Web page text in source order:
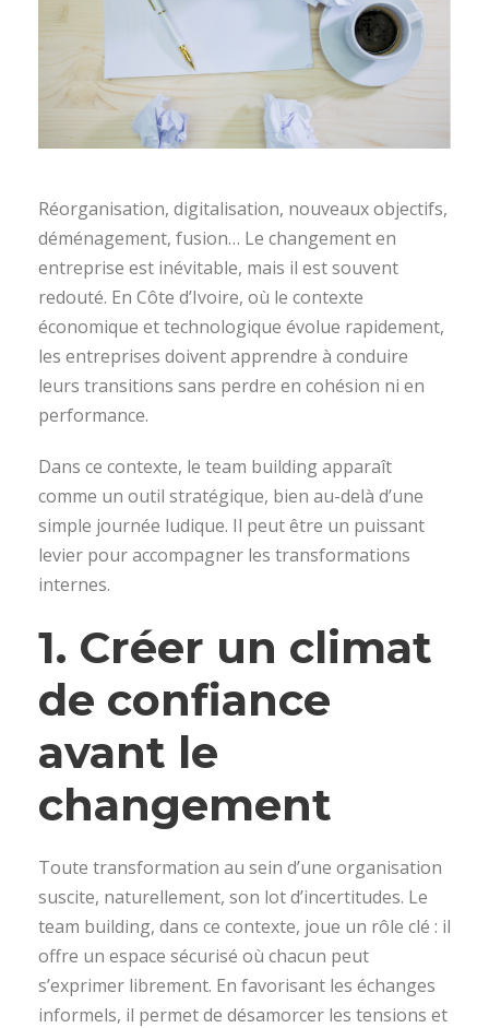
Réorganisation, digitalisation, nouveaux objectifs,
déménagement, fusion… Le changement en
entreprise est inévitable, mais il est souvent
redouté. En Côte d’Ivoire, où le contexte
économique et technologique évolue rapidement,
les entreprises doivent apprendre à conduire
leurs transitions sans perdre en cohésion ni en
performance.
Dans ce contexte, le team building apparaît
comme un outil stratégique, bien au-delà d’une
simple journée ludique. Il peut être un puissant
levier pour accompagner les transformations
internes.
1. Créer un climat
de confiance
avant le
changement
Toute transformation au sein d’une organisation
suscite, naturellement, son lot d’incertitudes. Le
team building, dans ce contexte, joue un rôle clé : il
offre un espace sécurisé où chacun peut
s’exprimer librement. En favorisant les échanges
informels, il permet de désamorcer les tensions et